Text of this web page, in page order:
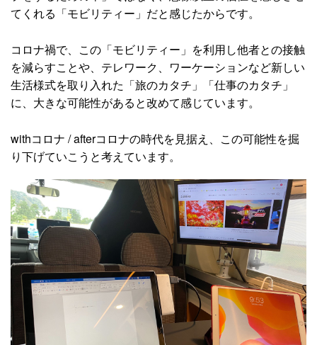
てくれる「モビリティー」だと感じたからです。
コロナ禍で、この「モビリティー」を利用し他者との接触
を減らすことや、テレワーク、ワーケーションなど新しい
生活様式を取り入れた「旅のカタチ」「仕事のカタチ」
に、大きな可能性があると改めて感じています。
withコロナ / afterコロナの時代を見据え、この可能性を掘
り下げていこうと考えています。